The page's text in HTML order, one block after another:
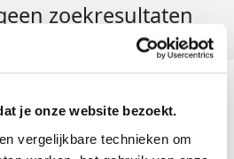
je onze website bezoekt.
vergelijkbare technieken om
zoekresultaten